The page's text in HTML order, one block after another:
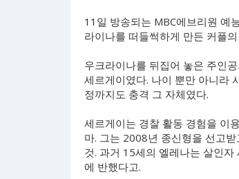
11일 방송되는 MBC에브리원 예
라이나를 떠들썩하게 만든 커플
우크라이나를 뒤집어 놓은 주인
세르게이였다. 나이 뿐만 아니라
정까지도 충격 그 자체였다.
세르게이는 경찰 활동 경험을 이
마. 그는 2008년 종신형을 선고
것. 과거 15세의 엘레나는 살인
에 반했다고.